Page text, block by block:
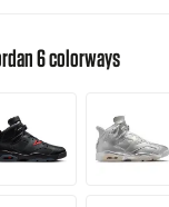
6 colorways